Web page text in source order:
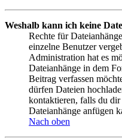
Weshalb kann ich keine
Rechte für
einzelne Benutzer
Administration hat es
Dateianhänge in dem
Beitrag verfassen
dürfen Dateien
kontaktieren, falls du
Dateianhänge anfügen
Nach oben